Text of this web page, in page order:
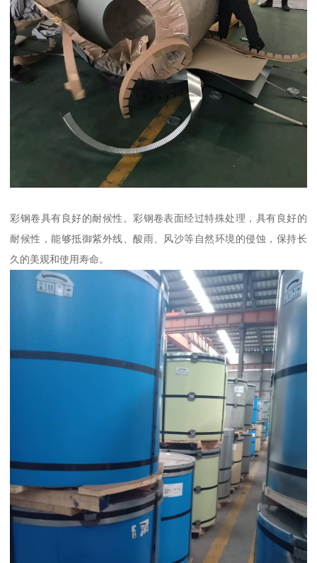
彩钢卷具有良好的耐候性。彩钢卷表面经过特殊处理，具有良好的
耐候性，能够抵御紫外线、酸雨、风沙等自然环境的侵蚀，保持长
久的美观和使用寿命。